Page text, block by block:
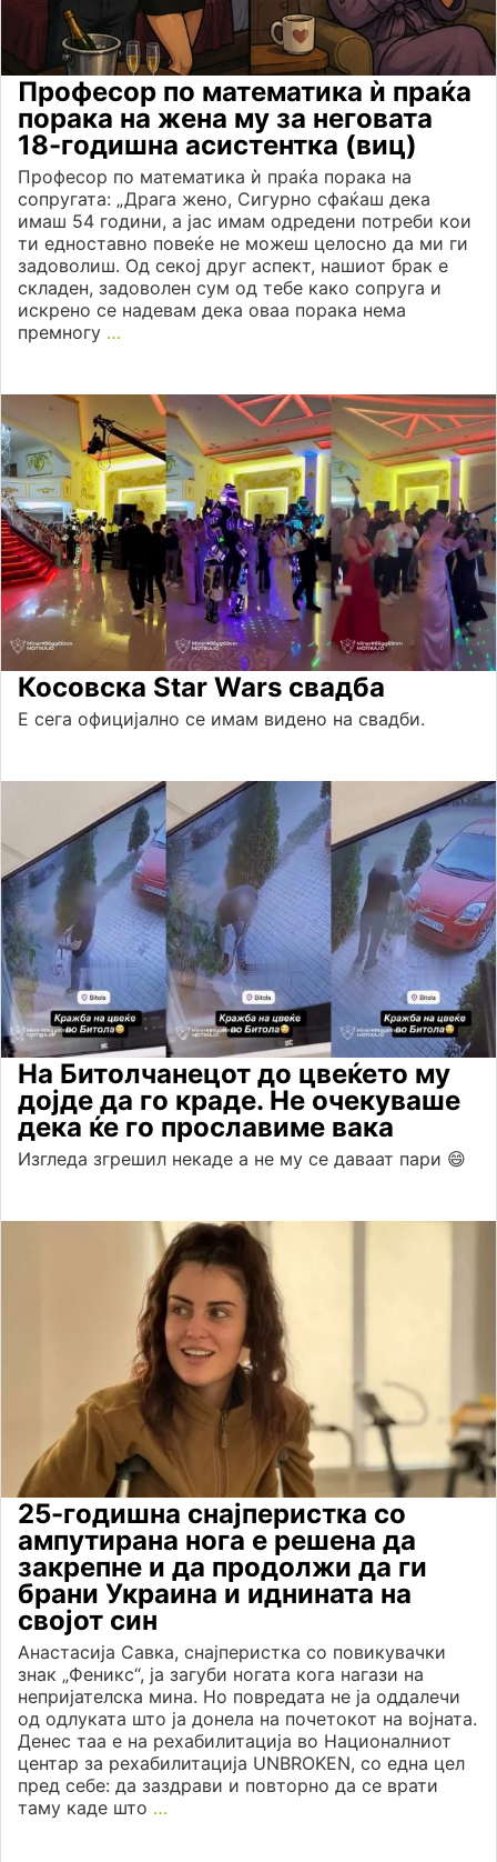
Професор по математика ѝ праќа
порака на жена му за неговата
18-годишна асистентка (виц)
Професор по математика ѝ праќа порака на
сопругата: „Драга жено, Сигурно сфаќаш дека
имаш 54 години, а јас имам одредени потреби кои
ти едноставно повеќе не можеш целосно да ми ги
задоволиш. Од секој друг аспект, нашиот брак е
складен, задоволен сум од тебе како сопруга и
искрено се надевам дека оваа порака нема
премногу …
Косовска Star Wars свадба
Е сега официјално се имам видено на свадби.
На Битолчанецот до цвеќето му
дојде да го краде. Не очекуваше
дека ќе го прославиме вака
Изгледа згрешил некаде а не му се даваат пари 😄
25-годишна снајперистка со
ампутирана нога е решена да
закрепне и да продолжи да ги
брани Украина и иднината на
својот син
Анастасија Савка, снајперистка со повикувачки
знак „Феникс“, ја загуби ногата кога нагази на
непријателска мина. Но повредата не ја оддалечи
од одлуката што ја донела на почетокот на војната.
Денес таа е на рехабилитација во Националниот
центар за рехабилитација UNBROKEN, со една цел
пред себе: да заздрави и повторно да се врати
таму каде што …